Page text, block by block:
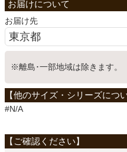
こたつ
寝具
お届け先
※離島･一部地域は除きます。
#N/A